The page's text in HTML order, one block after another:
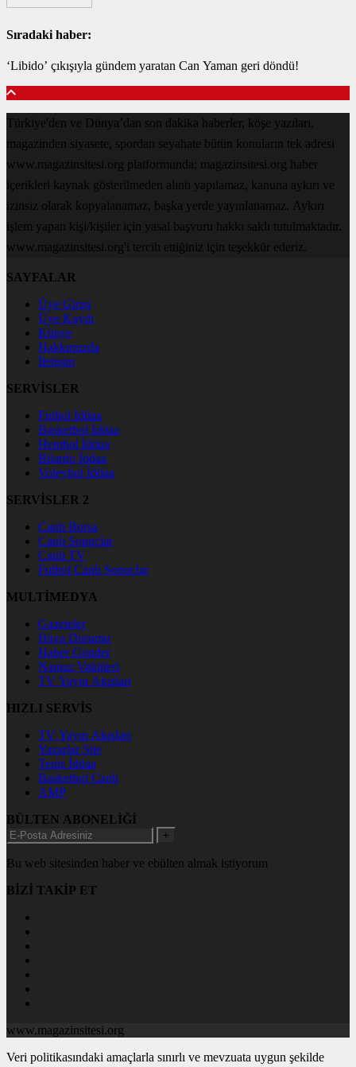
Sıradaki haber:
‘Libido’ çıkışıyla gündem yaratan Can Yaman geri döndü!
Türkiye'den ve Dünya’dan son dakika haberler, köşe yazıları,
magazinden siyasete, spordan seyahate bütün konuların tek adresi
www.magazinsitesi.org platformunda; magazinsitesi.org haber
içerikleri kaynak gösterilmeden alıntı yapılamaz, kanuna aykırı ve
izinsiz olarak kopyalanamaz, başka yerde yayınlanamaz. Aykırı
işlem yapan kişi/kişiler için yasal başvuru hakkı saklı tutulmaktadır.
www.magazinsitesi.org'i tercih ettiğiniz için teşekkür ederiz.
SAYFALAR
Üye Girişi
Üye Kaydı
Künye
Hakkımızda
İletişim
SERVİSLER
Futbol İddaa
Basketbol İddaa
Hentbol İddaa
Bilardo İddaa
Voleybol İddaa
SERVİSLER 2
Canlı Borsa
Canlı Sonuçlar
Canlı TV
Futbol Canlı Sonuçlar
MULTİMEDYA
Gazeteler
Hava Durumu
Haber Gönder
Namaz Vakitleri
TV Yayın Akışları
HIZLI SERVİS
TV Yayın Akışları
Yazarlar Site
Tenis İddaa
Basketbol Canlı
AMP
BÜLTEN ABONELİĞİ
+
Bu web sitesinden haber ve ebülten almak istiyorum
BİZİ TAKİP ET
www.magazinsitesi.org
Veri politikasındaki amaçlarla sınırlı ve mevzuata uygun şekilde